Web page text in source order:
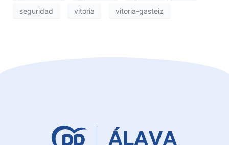
seguridad vitoria vitoria-gasteiz